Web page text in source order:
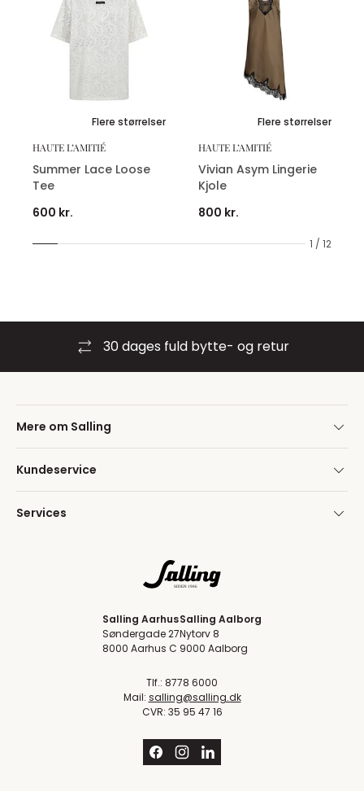
1 / 12
Flere størrelser
HAUTE L’AMITIÉ
Summer Lace Loose
Tee
600 kr.
Flere størrelser
HAUTE L’AMITIÉ
Vivian Asym Lingerie
Kjole
800 kr.
30 dages fuld bytte- og retur
Mere om Salling
Kundeservice
Services
Salling Aarhus
Søndergade 27
8000 Aarhus C
Salling Aalborg
Nytorv 8
9000 Aalborg
Tlf.: 8778 6000
Mail: salling@salling.dk
CVR: 35 95 47 16